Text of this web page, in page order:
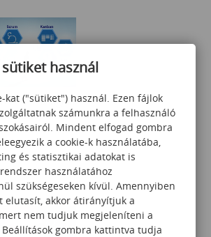
az agilis
259 000Ft
használ
kat ("sütiket") használ. Ezen fájlok
számunkra a felhasználó
Mindent elfogad gombra
a cookie-k használatába,
és statisztikai adatokat is
használatához
szükségeseken kívül. Amennyiben
elutasít, akkor átirányítjuk a
nem tudjuk megjeleníteni a
gombra kattintva tudja